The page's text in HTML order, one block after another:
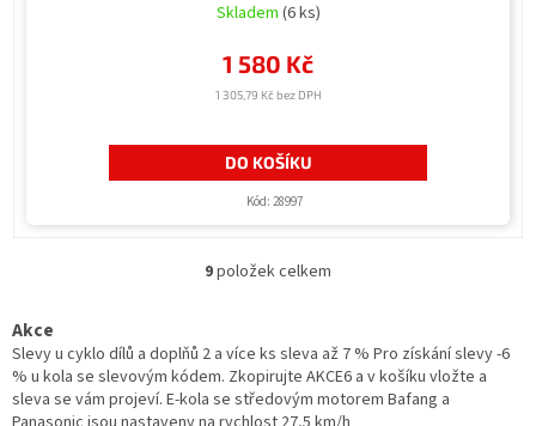
Skladem (6 ks)
1 305,79 Kč bez DPH
1 580 Kč
DO KOŠÍKU
Kód: 28997
O
á
d
a
c
9položek celkem
Akce
Slevy u cyklo dílů a doplňů 2 a více ks sleva až 7 % Pro získání slevy -6
% u kola se slevovým kódem. Zkopirujte AKCE6 a v košíku vložte a
sleva se vám projeví. E-kola se středovým motorem Bafang a